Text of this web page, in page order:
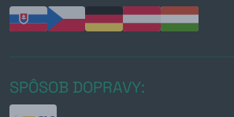
SPÔSOB DOPRAVY: